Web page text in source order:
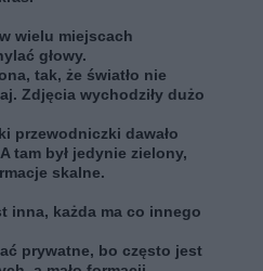
wielu miejscach
głowy.
tak, że światło nie
Zdjęcia wychodziły dużo
przewodniczki dawało
tam był jedynie zielony,
skalne.
inna, każda ma co innego
prywatne, bo często jest